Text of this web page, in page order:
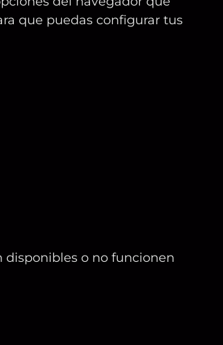
que puedas configurar tus
disponibles o no funcionen